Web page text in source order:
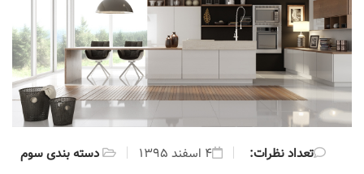
دسته بندی سوم ۴ اسفند ۱۳۹۵ :تعداد نظرات